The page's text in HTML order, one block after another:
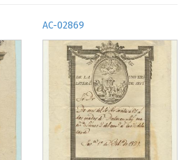
AC-02869